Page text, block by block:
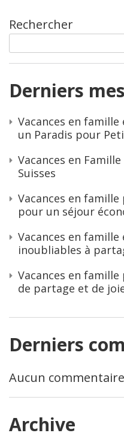
Rechercher
Derniers
Vacances en famille
un Paradis pour
Vacances en
Suisses
Vacances en famille
pour un séjour
Vacances en famille
inoubliables à
Vacances en
de partage et de
Derniers
Aucun
Archive